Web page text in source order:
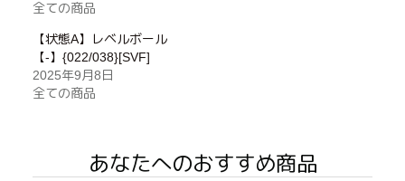
全ての商品
【状態A】レベルボール
【-】{022/038}[SVF]
2025年9月8日
全ての商品
あなたへのおすすめ商品